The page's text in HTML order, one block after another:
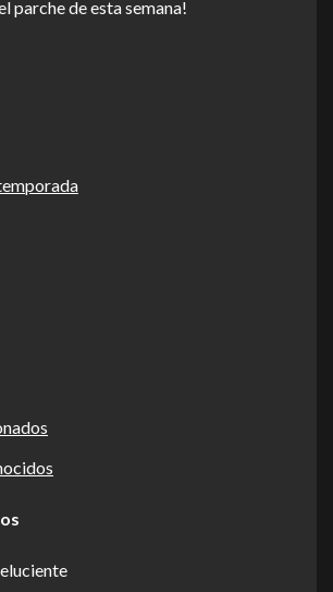
parche de esta semana!